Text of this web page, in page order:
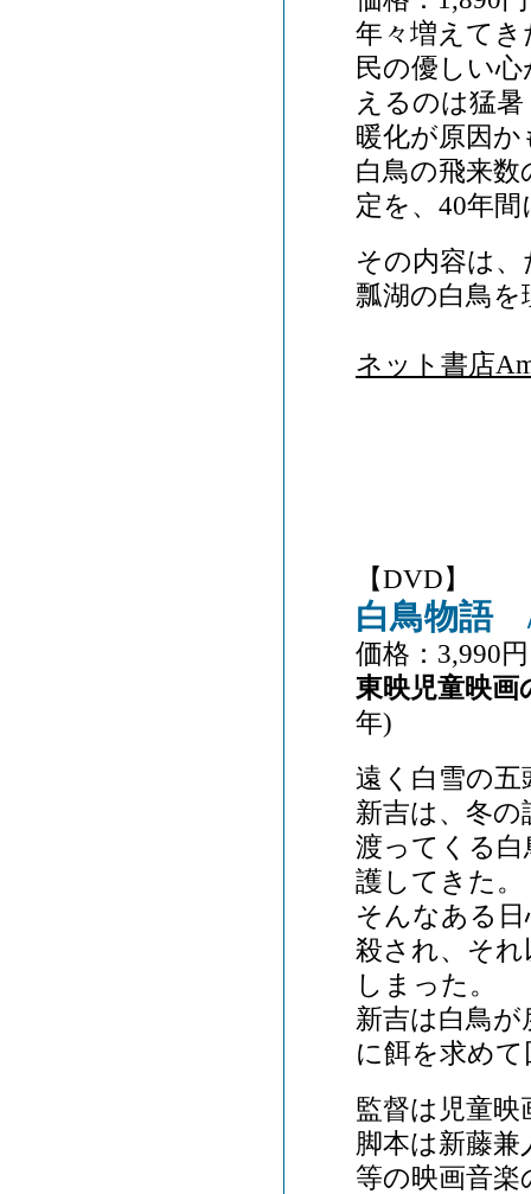
年々増えてき
民の優しい
えるのは猛
暖化が原因
白鳥の飛来
定を、40年
その内容は
瓢湖の白鳥
ネット書店
【DVD】
白鳥物
価格：3,990
東映児童映
年)
遠く白雪の五
新吉は、冬
渡ってくる
護してきた。
そんなある
殺され、そ
しまった。
新吉は白鳥
に餌を求め
監督は児童
脚本は新藤
等の映画音